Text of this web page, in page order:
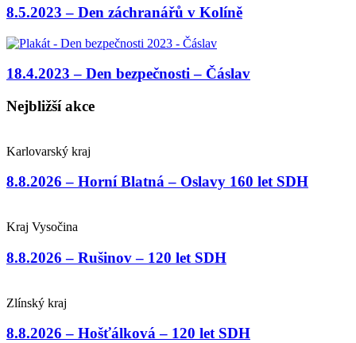
8.5.2023 – Den záchranářů v Kolíně
18.4.2023 – Den bezpečnosti – Čáslav
Nejbližší akce
Karlovarský kraj
8.8.2026 – Horní Blatná – Oslavy 160 let SDH
Kraj Vysočina
8.8.2026 – Rušinov – 120 let SDH
Zlínský kraj
8.8.2026 – Hošťálková – 120 let SDH